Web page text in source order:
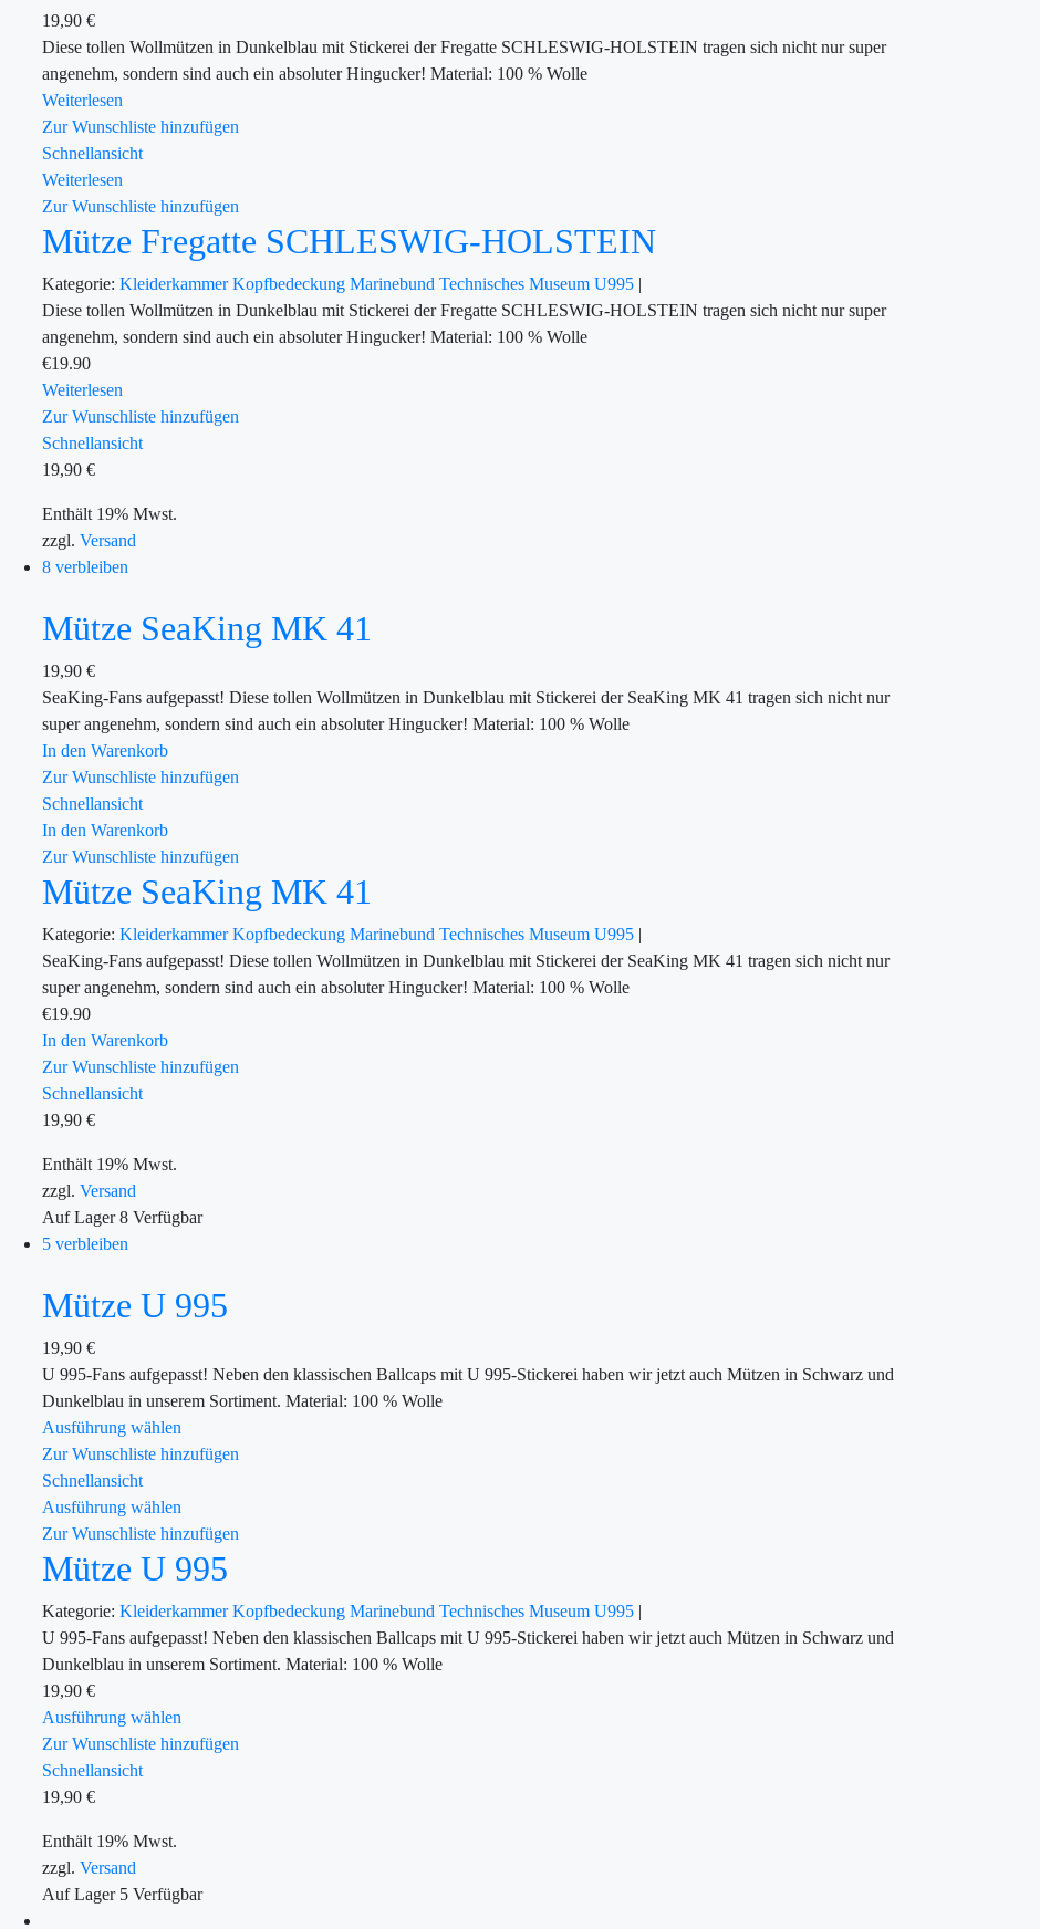
19,90 €
Diese tollen Wollmützen in Dunkelblau mit Stickerei der Fregatte SCHLESWIG-HOLSTEIN tragen sich nicht nur super
angenehm, sondern sind auch ein absoluter Hingucker! Material: 100 % Wolle
Weiterlesen
Zur Wunschliste hinzufügen
Schnellansicht
Weiterlesen
Zur Wunschliste hinzufügen
Mütze Fregatte SCHLESWIG-HOLSTEIN
Kategorie: KleiderkammerKopfbedeckung Marinebund Technisches Museum U995 |
Diese tollen Wollmützen in Dunkelblau mit Stickerei der Fregatte SCHLESWIG-HOLSTEIN tragen sich nicht nur super
angenehm, sondern sind auch ein absoluter Hingucker! Material: 100 % Wolle
€19.90
Weiterlesen
Zur Wunschliste hinzufügen
Schnellansicht
19,90 €
Enthält 19% Mwst.
zzgl. Versand
8 verbleiben
Mütze SeaKing MK 41
19,90 €
SeaKing-Fans aufgepasst! Diese tollen Wollmützen in Dunkelblau mit Stickerei der SeaKing MK 41 tragen sich nicht nur
super angenehm, sondern sind auch ein absoluter Hingucker! Material: 100 % Wolle
In den Warenkorb
Zur Wunschliste hinzufügen
Schnellansicht
In den Warenkorb
Zur Wunschliste hinzufügen
Mütze SeaKing MK 41
Kategorie: KleiderkammerKopfbedeckung Marinebund Technisches Museum U995 |
SeaKing-Fans aufgepasst! Diese tollen Wollmützen in Dunkelblau mit Stickerei der SeaKing MK 41 tragen sich nicht nur
super angenehm, sondern sind auch ein absoluter Hingucker! Material: 100 % Wolle
€19.90
In den Warenkorb
Zur Wunschliste hinzufügen
Schnellansicht
19,90 €
Enthält 19% Mwst.
zzgl. Versand
Auf Lager8 Verfügbar
5 verbleiben
Mütze U 995
19,90 €
U 995-Fans aufgepasst! Neben den klassischen Ballcaps mit U 995-Stickerei haben wir jetzt auch Mützen in Schwarz und
Dunkelblau in unserem Sortiment. Material: 100 % Wolle
Ausführung wählen
Zur Wunschliste hinzufügen
Schnellansicht
Ausführung wählen
Zur Wunschliste hinzufügen
Mütze U 995
Kategorie: KleiderkammerKopfbedeckung Marinebund Technisches Museum U995 |
U 995-Fans aufgepasst! Neben den klassischen Ballcaps mit U 995-Stickerei haben wir jetzt auch Mützen in Schwarz und
Dunkelblau in unserem Sortiment. Material: 100 % Wolle
19,90 €
Ausführung wählen
Zur Wunschliste hinzufügen
Schnellansicht
19,90 €
Enthält 19% Mwst.
zzgl. Versand
Auf Lager5 Verfügbar